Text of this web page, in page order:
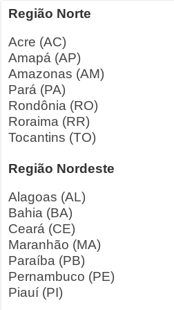
Região Norte
Acre (AC)
Amapá (AP)
Amazonas (AM)
Pará (PA)
Rondônia (RO)
Roraima (RR)
Tocantins (TO)
Região Nordeste
Alagoas (AL)
Bahia (BA)
Ceará (CE)
Maranhão (MA)
Paraíba (PB)
Pernambuco (PE)
Piauí (PI)